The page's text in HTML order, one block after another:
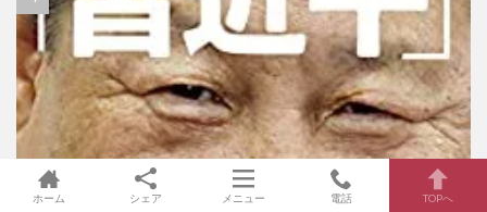
ホーム シェア メニュー 電話 TOPへ